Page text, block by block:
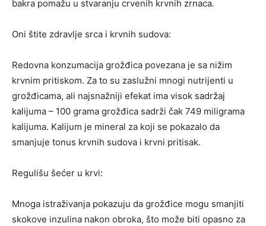
bakra pomažu u stvaranju crvenih krvnih zrnaca.
Oni štite zdravlje srca i krvnih sudova:
Redovna konzumacija grožđica povezana je sa nižim
krvnim pritiskom. Za to su zaslužni mnogi nutrijenti u
grožđicama, ali najsnažniji efekat ima visok sadržaj
kalijuma – 100 grama grožđica sadrži čak 749 miligrama
kalijuma. Kalijum je mineral za koji se pokazalo da
smanjuje tonus krvnih sudova i krvni pritisak.
Regulišu šećer u krvi:
Mnoga istraživanja pokazuju da grožđice mogu smanjiti
skokove inzulina nakon obroka, što može biti opasno za